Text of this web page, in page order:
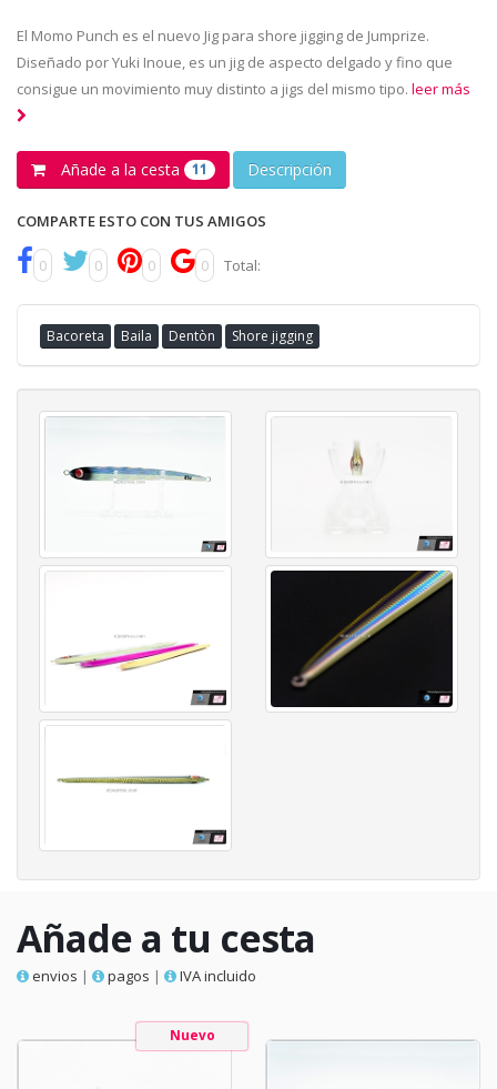
El Momo Punch es el nuevo Jig para shore jigging de Jumprize.
Diseñado por Yuki Inoue, es un jig de aspecto delgado y fino que
consigue un movimiento muy distinto a jigs del mismo tipo. leer más
Añade a la cesta 11 Descripción
COMPARTE ESTO CON TUS AMIGOS
0 0 0 0 Total:
Bacoreta Baila Dentòn Shore jigging
Añade a tu cesta
envios | pagos | IVA incluido
Nuevo